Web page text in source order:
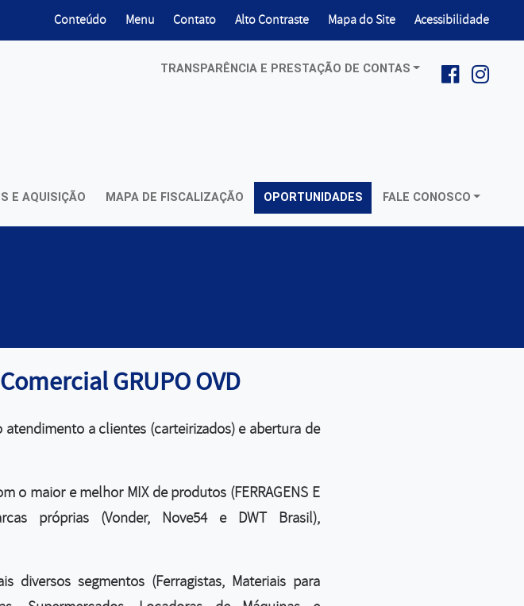
ir para
Conteúdo ir para
Menu ir para
Contato Habilitar
Alto Contraste Mapa do Site Acessibilidade
TRANSPARÊNCIA E PRESTAÇÃO DE CONTAS
REDES SOCIAIS:
E AQUISIÇÃO MAPA DE FISCALIZAÇÃO OPORTUNIDADES FALE CONOSCO
GRUPO OVD
atendimento a clientes (carteirizados) e abertura de
o maior e melhor MIX de produtos (FERRAGENS E
próprias (Vonder, Nove54 e DWT Brasil),
segmentos (Ferragistas, Materiais para